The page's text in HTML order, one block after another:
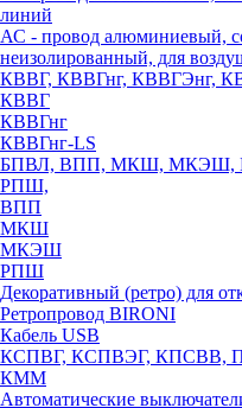
линий
АС - провод алюминиевый,
неизолированный, для
КВВГ, КВВГнг, КВВГЭнг,
КВВГ
КВВГнг
КВВГнг-LS
БПВЛ, ВПП, МКШ, МКЭШ,
РПШ,
ВПП
МКШ
МКЭШ
РПШ
Декоративный (ретро) для
Ретропровод BIRONI
Кабель USB
КСПВГ, КСПВЭГ, КПСВВ,
КММ
Автоматические